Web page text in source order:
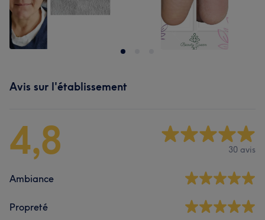
Avis sur l'établissement
4,8 30 avis
Ambiance
Propreté